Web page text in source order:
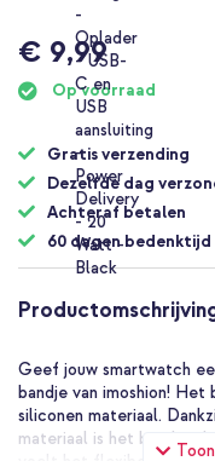
afbeeldingen-
€ 9,99
Op voorraad
Gratis verzending
Dezelfde dag
Achteraf betalen
60 dagen bedenktijd
Geef jouw smartwatch
bandje van imoshion! Het
siliconen materiaal.
materiaal is het bandje